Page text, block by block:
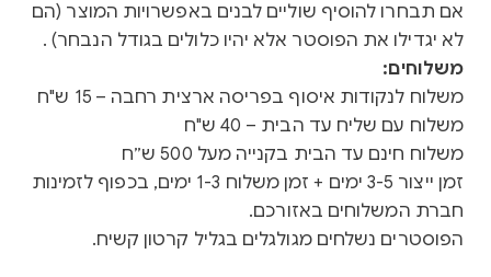
אם תבחרו להוסיף שוליים לבנים באפשרויות המוצר (הם
לא יגדילו את הפוסטר אלא יהיו כלולים בגודל הנבחר) .
משלוחים:
משלוח לנקודות איסוף בפריסה ארצית רחבה – 15 ש"ח
משלוח עם שליח עד הבית – 40 ש"ח
משלוח חינם עד הבית בקנייה מעל 500 ש״ח
זמן ייצור 3-5 ימים + זמן משלוח 1-3 ימים, בכפוף לזמינות
חברת המשלוחים באזורכם.
הפוסטרים נשלחים מגולגלים בגליל קרטון קשיח.